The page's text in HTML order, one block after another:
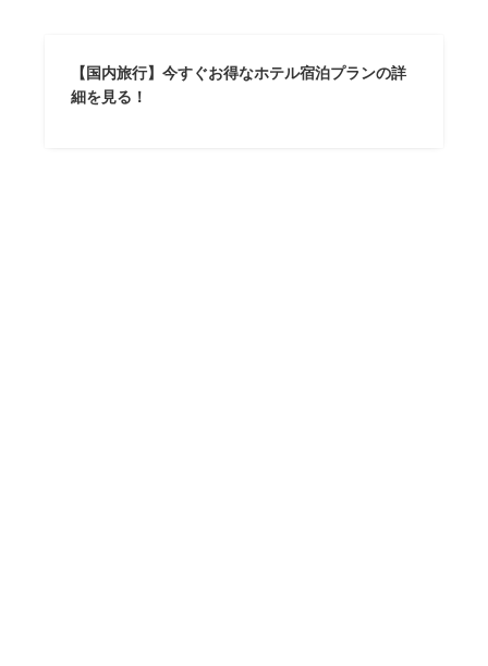
【国内旅行】今すぐお得なホテル宿泊プランの詳
細を見る！